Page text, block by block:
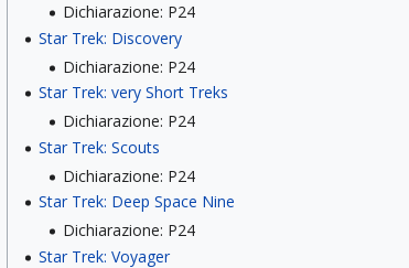
Dichiarazione: P24
Star Trek: Discovery
Dichiarazione: P24
Star Trek: very Short Treks
Dichiarazione: P24
Star Trek: Scouts
Dichiarazione: P24
Star Trek: Deep Space Nine
Dichiarazione: P24
Star Trek: Voyager